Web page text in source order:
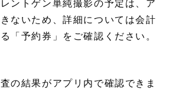
ントゲン単純撮影の予定は、ア
ないため、詳細については会計
「予約券」をご確認ください。
の結果がアプリ内で確認できま